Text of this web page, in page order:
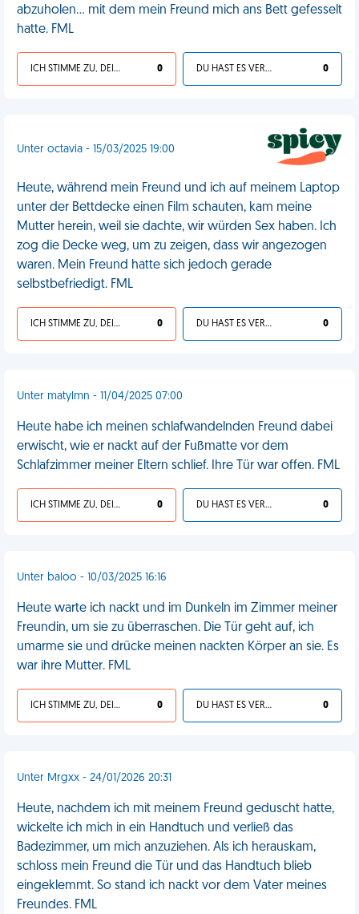
abzuholen... mit dem mein Freund mich ans Bett gefesselt
hatte. FML
ICH STIMME ZU, DEIN LEBEN IST SCHEISSE 0 DU HAST ES VERDIENT 0
Unter octavia - 15/03/2025 19:00
Heute, während mein Freund und ich auf meinem Laptop
unter der Bettdecke einen Film schauten, kam meine
Mutter herein, weil sie dachte, wir würden Sex haben. Ich
zog die Decke weg, um zu zeigen, dass wir angezogen
waren. Mein Freund hatte sich jedoch gerade
selbstbefriedigt. FML
ICH STIMME ZU, DEIN LEBEN IST SCHEISSE 0 DU HAST ES VERDIENT 0
Unter matylmn - 11/04/2025 07:00
Heute habe ich meinen schlafwandelnden Freund dabei
erwischt, wie er nackt auf der Fußmatte vor dem
Schlafzimmer meiner Eltern schlief. Ihre Tür war offen. FML
ICH STIMME ZU, DEIN LEBEN IST SCHEISSE 0 DU HAST ES VERDIENT 0
Unter baloo - 10/03/2025 16:16
Heute warte ich nackt und im Dunkeln im Zimmer meiner
Freundin, um sie zu überraschen. Die Tür geht auf, ich
umarme sie und drücke meinen nackten Körper an sie. Es
war ihre Mutter. FML
ICH STIMME ZU, DEIN LEBEN IST SCHEISSE 0 DU HAST ES VERDIENT 0
Unter Mrgxx - 24/01/2026 20:31
Heute, nachdem ich mit meinem Freund geduscht hatte,
wickelte ich mich in ein Handtuch und verließ das
Badezimmer, um mich anzuziehen. Als ich herauskam,
schloss mein Freund die Tür und das Handtuch blieb
eingeklemmt. So stand ich nackt vor dem Vater meines
Freundes. FML